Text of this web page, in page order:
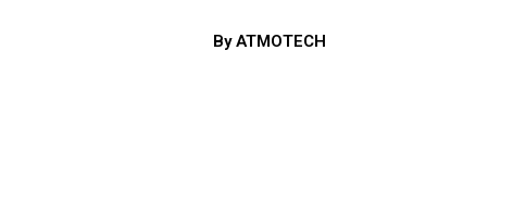
By ATMOTECH